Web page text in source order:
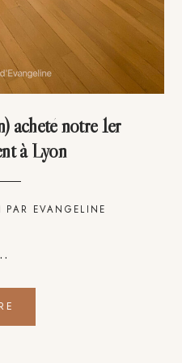
acheté notre 1er
à Lyon
PAR EVANGELINE